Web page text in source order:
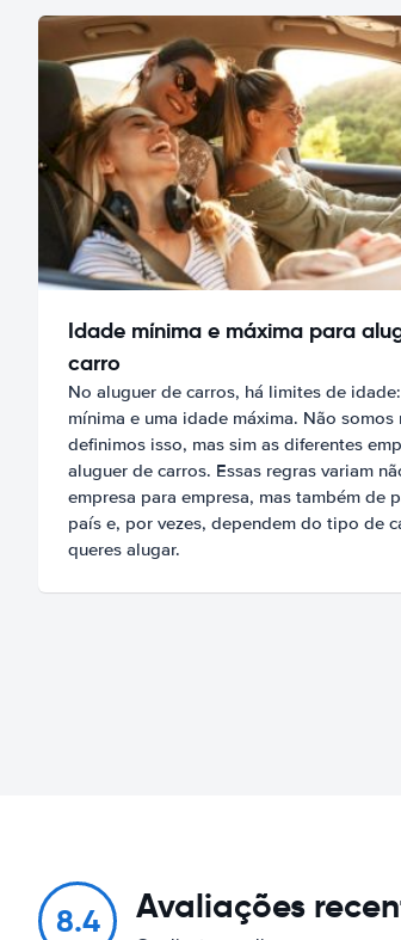
Idade mínima e máxima para
carro
No aluguer de carros, há limites de
mínima e uma idade máxima. Não somos
definimos isso, mas sim as diferentes
aluguer de carros. Essas regras variam
empresa para empresa, mas também de
país e, por vezes, dependem do tipo de
queres alugar.
8.4 Avaliações